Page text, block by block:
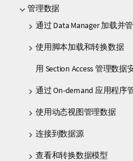
管理数据
通过 Data Manager 加载并
使用脚本加载和转换数据
用 Section Access 管理数据
通过 On-demand 应用程序
使用动态视图管理数据
连接到数据源
查看和转换数据模型